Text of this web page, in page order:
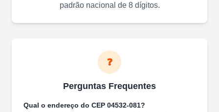
padrão nacional de 8 dígitos.
❓
Perguntas Frequentes
Qual o endereço do CEP 04532-081?